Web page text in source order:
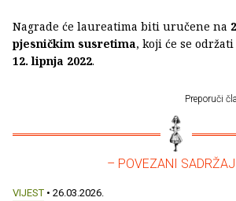
Nagrade će laureatima biti uručene na
pjesničkim susretima, koji će se
12. lipnja 2022.
Preporuči
– POVEZANI
VIJEST • 26.03.2026.